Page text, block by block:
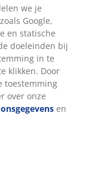
we je
Google,
en statische
doeleinden bij
in te
klikken. Door
toestemming
over onze
en